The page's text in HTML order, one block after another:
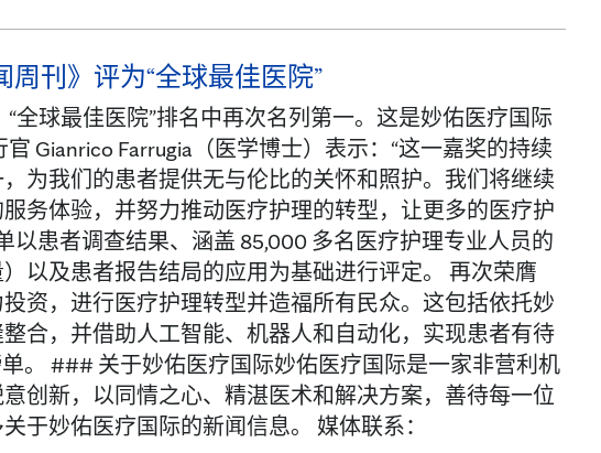
周刊》评为“全球最佳医院”
球最佳医院”排名中再次名列第一。这是妙佑医疗国际
Gianrico Farrugia（医学博士）表示：“这一嘉奖的持续
为我们的患者提供无与伦比的关怀和照护。我们将继续
务体验，并努力推动医疗护理的转型，让更多的医疗护
患者调查结果、涵盖 85,000 多名医疗护理专业人员的
以及患者报告结局的应用为基础进行评定。 再次荣膺
资，进行医疗护理转型并造福所有民众。这包括依托妙
合，并借助人工智能、机器人和自动化，实现患者有待
。 ### 关于妙佑医疗国际妙佑医疗国际是一家非营利机
创新，以同情之心、精湛医术和解决方案，善待每一位
于妙佑医疗国际的新闻信息。 媒体联系：